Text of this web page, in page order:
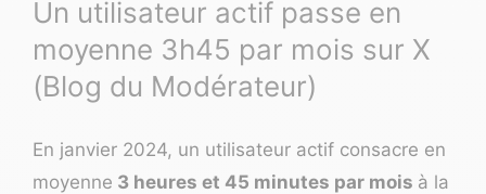
Un utilisateur actif passe en
moyenne 3h45 par mois sur X
(Blog du Modérateur)
En janvier 2024, un utilisateur actif consacre en
moyenne 3 heures et 45 minutes par mois à la